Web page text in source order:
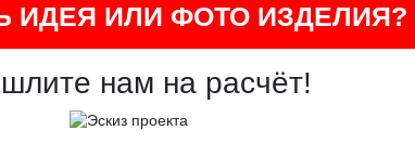
ИДЕЯ ИЛИ ФОТО ИЗДЕЛИЯ?
нам на расчёт!